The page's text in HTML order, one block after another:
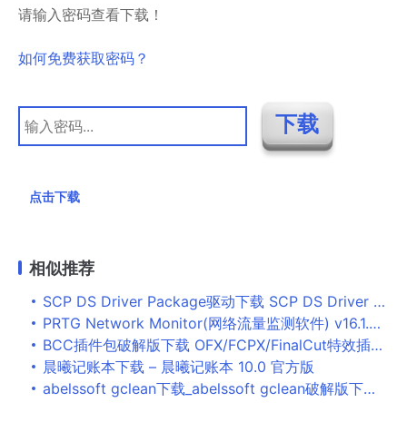
请输入密码查看下载！
如何免费获取密码？
点击下载
相似推荐
SCP DS Driver Package驱动下载 SCP DS Driver Package(索尼PS手柄PC驱动) v1.2.2.175 官方安装版
PRTG Network Monitor(网络流量监测软件) v16.1.22.2251 官方中文安装版
BCC插件包破解版下载 OFX/FCPX/FinalCut特效插件Boris FX Continuum Complete 2020 v13.5 Mac免费版
晨曦记账本下载 – 晨曦记账本 10.0 官方版
abelssoft gclean下载_abelssoft gclean破解版下载v220.1.12 绿色版